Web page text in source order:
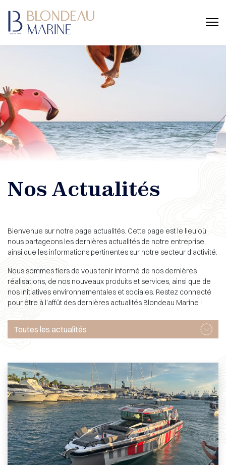
Nos Actualités
Bienvenue sur notre page actualités. Cette page est le lieu où
nous partageons les dernières actualités de notre entreprise,
ainsi que les informations pertinentes sur notre secteur d’activité.
Nous sommes fiers de vous tenir informé de nos dernières
réalisations, de nos nouveaux produits et services, ainsi que de
nos initiatives environnementales et sociales. Restez connecté
pour être à l’affût des dernières actualités Blondeau Marine !